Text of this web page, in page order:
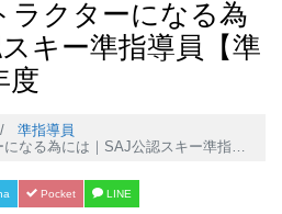
ラクターになる為
キー準指導員【準
度
準指導員
｜SAJ公認スキー準指導員【準指受検】2023年度
Pocket LINE